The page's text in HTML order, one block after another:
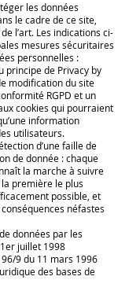
les données
le cadre de ce site,
l’art. Les indications ci-
mesures sécuritaires
personnelles :
principe de Privacy by
modification du site
RGPD et un
cookies qui pourraient
information
utilisateurs.
d’une faille de
de donnée : chaque
la marche à suivre
première le plus
possible, et
néfastes
données par les
juillet 1998
9 du 11 mars 1996
des bases de